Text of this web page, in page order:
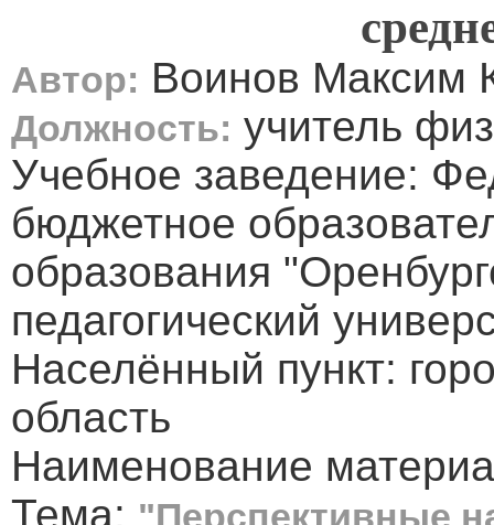
Автор: Воинов Максим
Должность: учитель
Учебное заведение:
бюджетное
образования
педагогический
Населённый пункт:
область
Наименование
Тема: "Перспективные